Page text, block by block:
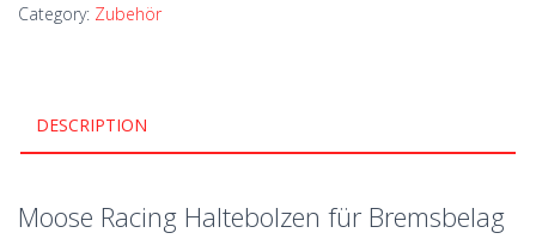
Category: Zubehör
DESCRIPTION
Moose Racing Haltebolzen für Bremsbelag